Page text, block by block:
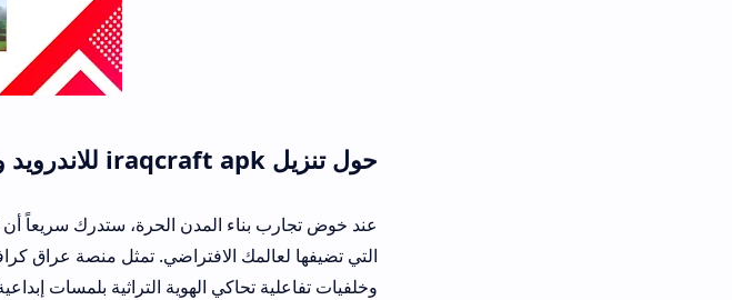
عند خوض تجارب بناء المدن الحرة، ستدرك سريعاً أن كفاءة تصميمك
التي تضيفها لعالمك الافتراضي. تمثل منصة عراق كرافت ماين
وخلفيات تفاعلية تحاكي الهوية التراثية بلمسات إبداعية لا تضاهى